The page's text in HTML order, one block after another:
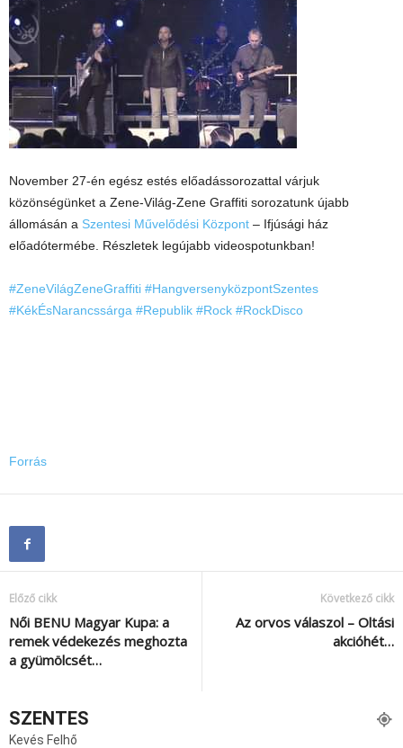
November 27-én egész estés előadássorozattal várjuk
közönségünket a Zene-Világ-Zene Graffiti sorozatunk újabb
állomásán a Szentesi Művelődési Központ – Ifjúsági ház
előadótermébe. Részletek legújabb videospotunkban!
#ZeneVilágZeneGraffiti #HangversenyközpontSzentes
#KékÉsNarancssárga #Republik #Rock #RockDisco
Forrás
Előző cikk
Női BENU Magyar Kupa: a
remek védekezés meghozta
a gyümölcsét…
Következő cikk
Az orvos válaszol – Oltási
akcióhét…
SZENTES
Kevés Felhő